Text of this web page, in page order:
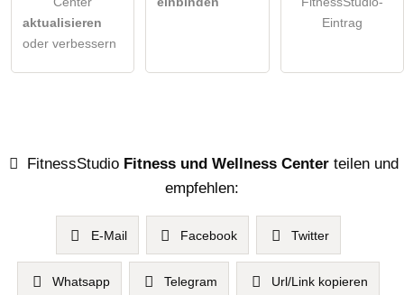
aktualisieren
oder verbessern
Eintrag
FitnessStudio Fitness und Wellness Centerteilen und
empfehlen:
E-Mail Facebook Twitter
Whatsapp Telegram Url/Link kopieren